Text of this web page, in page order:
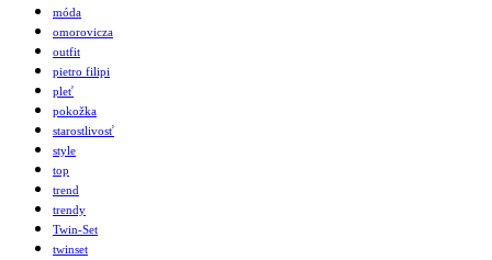
móda
omorovicza
outfit
pietro filipi
pleť
pokožka
starostlivosť
style
top
trend
trendy
Twin-Set
twinset